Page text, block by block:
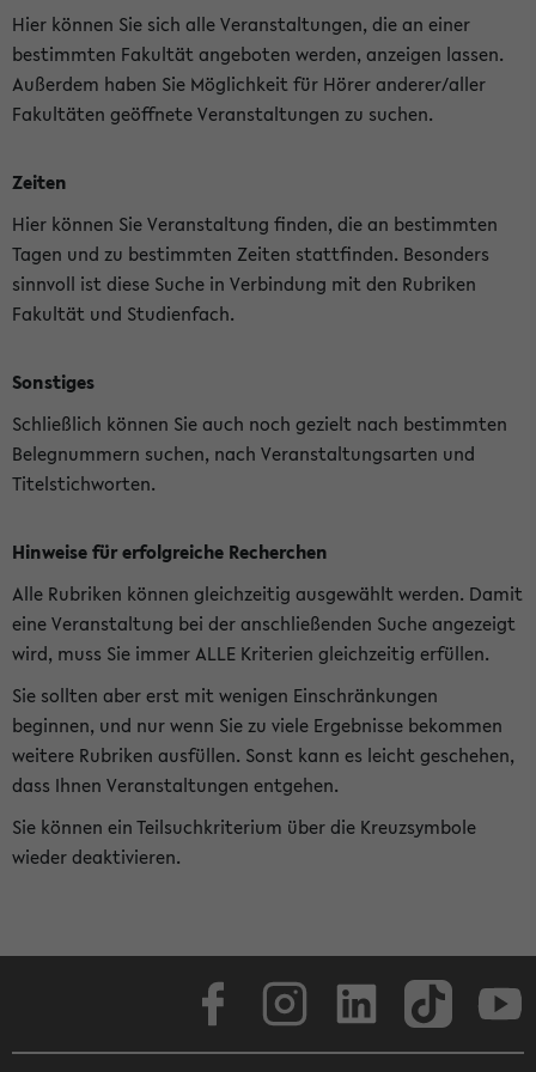
Hier können Sie sich alle Veranstaltungen, die an einer
bestimmten Fakultät angeboten werden, anzeigen lassen.
Außerdem haben Sie Möglichkeit für Hörer anderer/aller
Fakultäten geöffnete Veranstaltungen zu suchen.
Zeiten
Hier können Sie Veranstaltung finden, die an bestimmten
Tagen und zu bestimmten Zeiten stattfinden. Besonders
sinnvoll ist diese Suche in Verbindung mit den Rubriken
Fakultät und Studienfach.
Sonstiges
Schließlich können Sie auch noch gezielt nach bestimmten
Belegnummern suchen, nach Veranstaltungsarten und
Titelstichworten.
Hinweise für erfolgreiche Recherchen
Alle Rubriken können gleichzeitig ausgewählt werden. Damit
eine Veranstaltung bei der anschließenden Suche angezeigt
wird, muss Sie immer ALLE Kriterien gleichzeitig erfüllen.
Sie sollten aber erst mit wenigen Einschränkungen
beginnen, und nur wenn Sie zu viele Ergebnisse bekommen
weitere Rubriken ausfüllen. Sonst kann es leicht geschehen,
dass Ihnen Veranstaltungen entgehen.
Sie können ein Teilsuchkriterium über die Kreuzsymbole
wieder deaktivieren.